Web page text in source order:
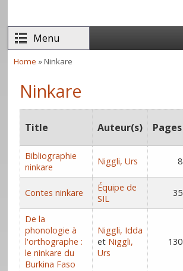
Menu
Home » Ninkare
Ninkare
Title Auteur(s) Pages
Bibliographie
ninkare
Niggli, Urs 8
Contes ninkare
Équipe de
SIL
35
De la
phonologie à
l'orthographe :
le ninkare du
Burkina Faso
Niggli, Idda
et Niggli,
Urs
130